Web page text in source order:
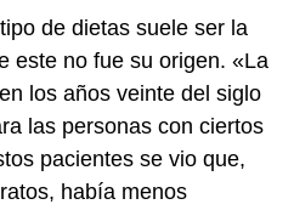
de dietas suele ser la
este no fue su origen. «La
los años veinte del siglo
las personas con ciertos
pacientes se vio que,
había menos